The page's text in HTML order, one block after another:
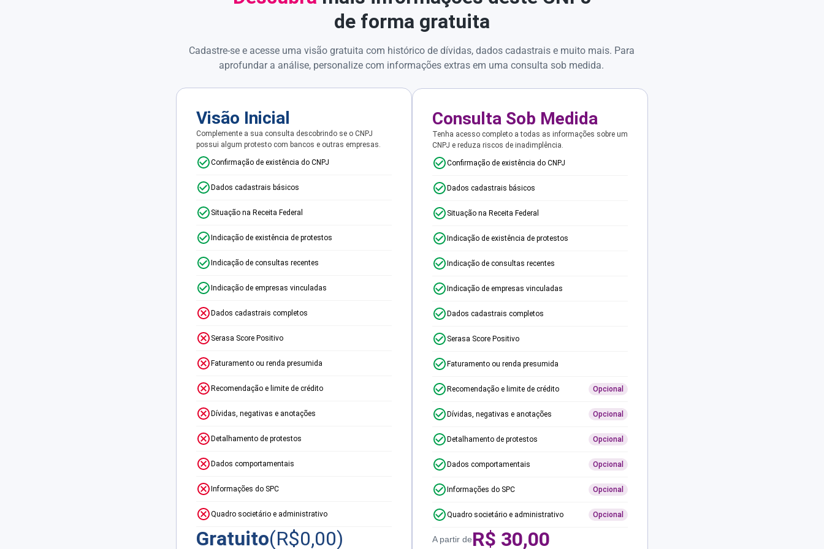
de forma gratuita
Cadastre-se e acesse uma visão gratuita com histórico de dívidas, dados cadastrais e muito mais. Para
aprofundar a análise, personalize com informações extras em uma consulta sob medida.
Visão Inicial
Complemente a sua consulta descobrindo se o CNPJ
possui algum protesto com bancos e outras empresas.
Confirmação de existência do CNPJ
Dados cadastrais básicos
Situação na Receita Federal
Indicação de existência de protestos
Indicação de consultas recentes
Indicação de empresas vinculadas
Dados cadastrais completos
Serasa Score Positivo
Faturamento ou renda presumida
Recomendação e limite de crédito
Dívidas, negativas e anotações
Detalhamento de protestos
Dados comportamentais
Informações do SPC
Quadro societário e administrativo
Gratuito(R$0,00)
Consulta Sob Medida
Tenha acesso completo a todas as informações sobre um
CNPJ e reduza riscos de inadimplência.
Confirmação de existência do CNPJ
Dados cadastrais básicos
Situação na Receita Federal
Indicação de existência de protestos
Indicação de consultas recentes
Indicação de empresas vinculadas
Dados cadastrais completos
Serasa Score Positivo
Faturamento ou renda presumida
Recomendação e limite de crédito Opcional
Dívidas, negativas e anotações Opcional
Detalhamento de protestos Opcional
Dados comportamentais Opcional
Informações do SPC Opcional
Quadro societário e administrativo Opcional
A partir deR$ 30,00